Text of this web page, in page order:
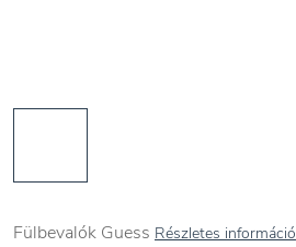
Fülbevalók Guess Részletes információ